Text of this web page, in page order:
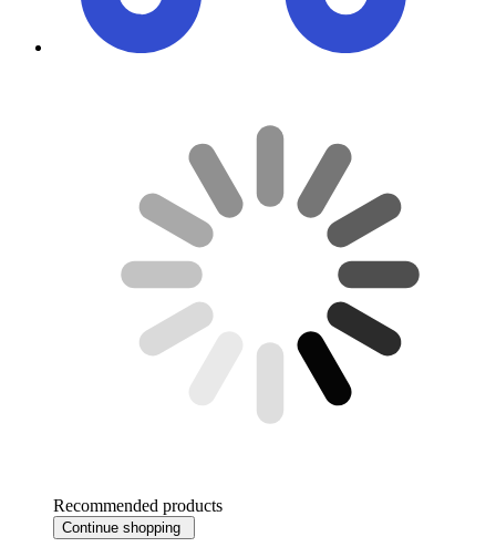
Recommended products
Continue shopping